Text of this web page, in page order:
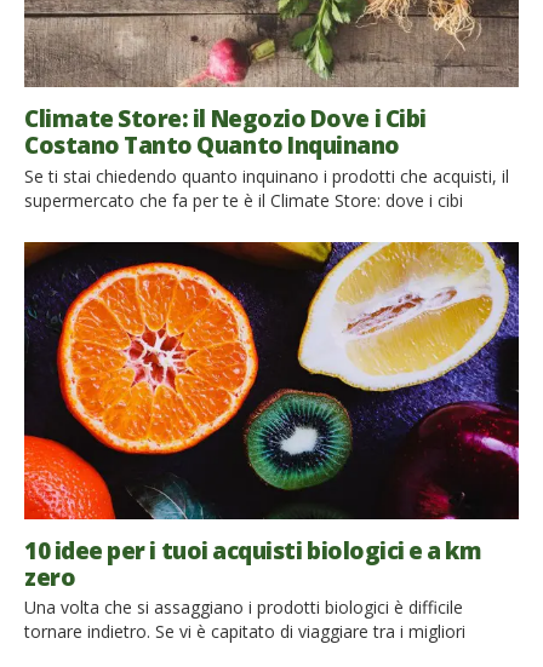
Climate Store: il Negozio Dove i Cibi
Costano Tanto Quanto Inquinano
Se ti stai chiedendo quanto inquinano i prodotti che acquisti, il
supermercato che fa per te è il Climate Store: dove i cibi
un supermercato dove i prezzi dei generi alimentari sono
stabiliti sulla base del loro impatto ambientale? Sembra un’idea
futuristica, invece è già […]
10 idee per i tuoi acquisti biologici e a km
zero
Una volta che si assaggiano i prodotti biologici è difficile
tornare indietro. Se vi è capitato di viaggiare tra i migliori